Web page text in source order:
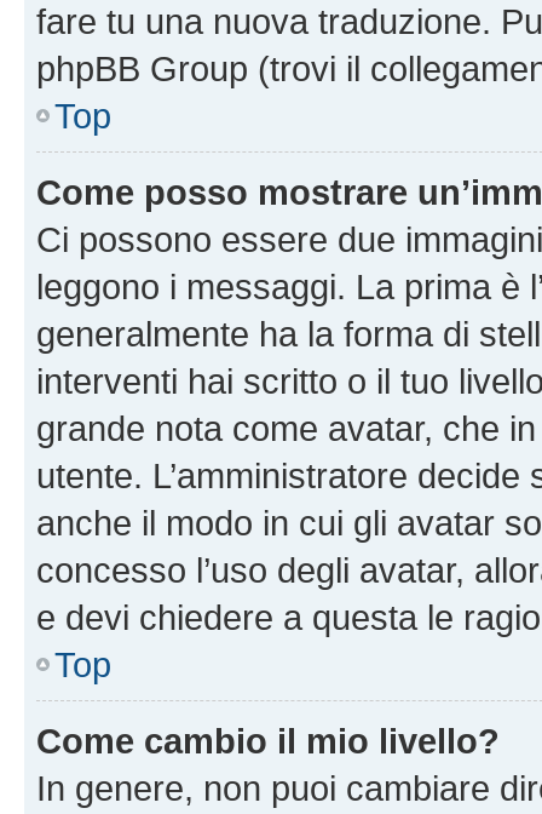
fare tu una nuova traduzione.
phpBB Group (trovi il
Top
Come posso mostrare
Ci possono essere due
leggono i messaggi. La prima è
generalmente ha la forma di
interventi hai scritto o il tuo
grande nota come avatar, che
utente. L’amministratore
anche il modo in cui gli avatar
concesso l’uso degli avatar,
e devi chiedere a questa le
Top
Come cambio il mio livello?
In genere, non puoi cambiare